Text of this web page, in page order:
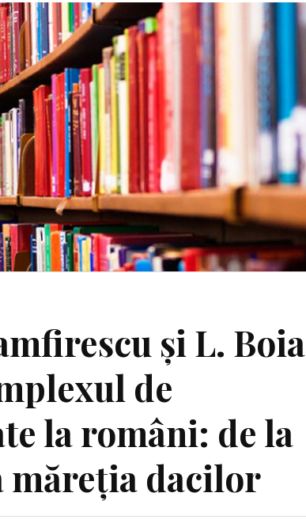
și L. Boia
de
la români: de la
măreția dacilor